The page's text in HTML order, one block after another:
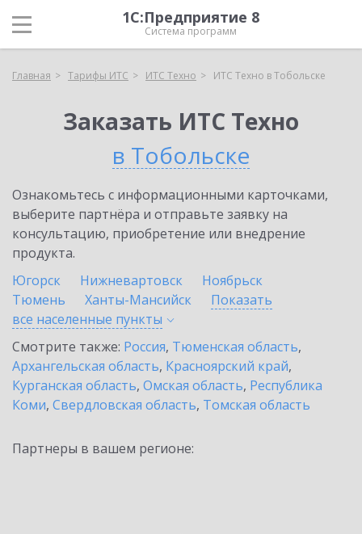
1С:Предприятие 8
Система программ
Главная Тарифы ИТС ИТС Техно ИТС Техно в Тобольске
Заказать ИТС Техно
в Тобольске
Ознакомьтесь с информационными карточками,
выберите партнёра и отправьте заявку на
консультацию, приобретение или внедрение
продукта.
Югорск
Нижневартовск
Ноябрьск
Тюмень
Ханты-Мансийск
Показать
все населенные пункты
Смотрите также: Россия, Тюменская область,
Архангельская область, Красноярский край,
Курганская область, Омская область, Республика
Коми, Свердловская область, Томская область
Партнеры в вашем регионе: